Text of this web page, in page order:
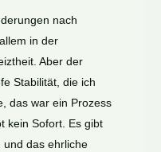
nach
in der
Aber der
Stabilität, die ich
das war ein Prozess
kein Sofort. Es gibt
und das ehrliche